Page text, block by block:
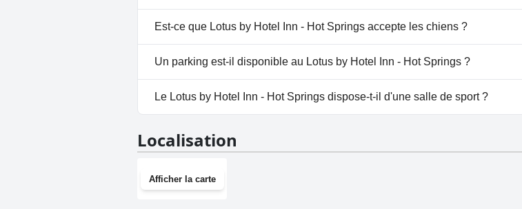
Non, il n'y a pas de spa à Lotus by Hotel Inn - Hot Springs.
Est-ce que Lotus by Hotel Inn - Hot Springs accepte les chiens ?
Oui, Lotus by Hotel Inn - Hot Springs accueille les chiens.
Un parking est-il disponible au Lotus by Hotel Inn - Hot Springs ?
Oui, un parking est disponible à Lotus by Hotel Inn - Hot Springs.
Le Lotus by Hotel Inn - Hot Springs dispose-t-il d'une salle de sport ?
Localisation
Afficher la carte